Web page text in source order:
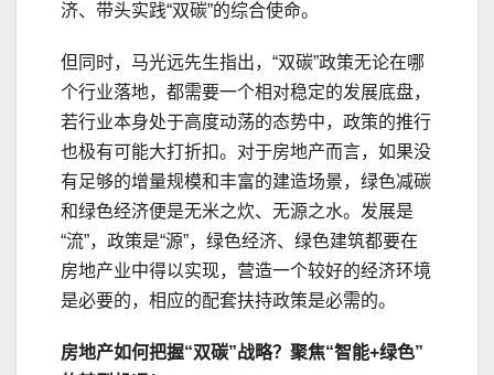
济、带头实践“双碳”的综合使命。
但同时，马光远先生指出，“双碳”政策无论在哪
个行业落地，都需要一个相对稳定的发展底盘，
若行业本身处于高度动荡的态势中，政策的推行
也极有可能大打折扣。对于房地产而言，如果没
有足够的增量规模和丰富的建造场景，绿色减碳
和绿色经济便是无米之炊、无源之水。发展是
“流”，政策是“源”，绿色经济、绿色建筑都要在
房地产业中得以实现，营造一个较好的经济环境
是必要的，相应的配套扶持政策是必需的。
房地产如何把握“双碳”战略？聚焦“智能+绿色”